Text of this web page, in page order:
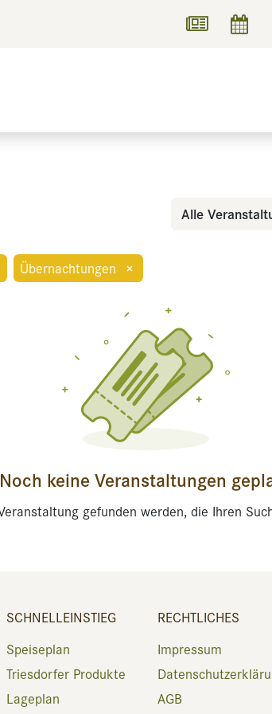
Alle
Übernachtungen ×
Noch keine Veranstaltungen
gefunden werden, die Ihren
SCHNELLEINSTIEG
Speiseplan
Triesdorfer Produkte
Lageplan
RECHTLICHES
Impressum
AGB